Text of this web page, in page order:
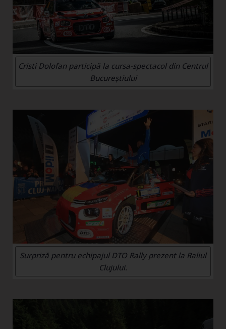
Cristi Dolofan participă la cursa-spectacol din Centrul
Bucureștiului
Surpriză pentru echipajul DTO Rally prezent la Raliul
Clujului.